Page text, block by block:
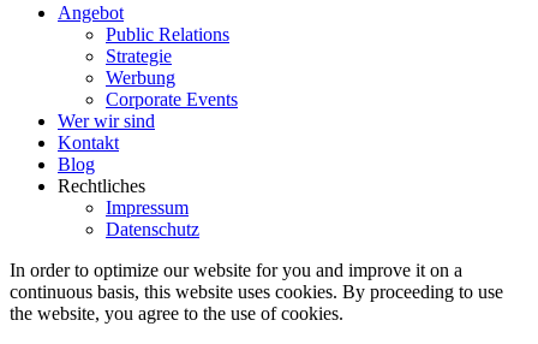
Angebot
Public Relations
Strategie
Werbung
Corporate Events
Wer wir sind
Kontakt
Blog
Rechtliches
Impressum
Datenschutz
In order to optimize our website for you and improve it on a
continuous basis, this website uses cookies. By proceeding to use
the website, you agree to the use of cookies.